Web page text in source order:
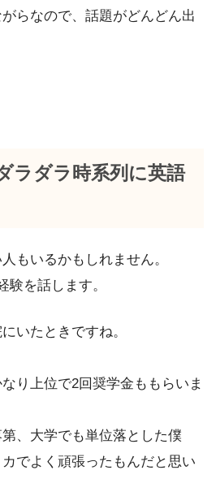
らなので、話題がどんどん出
ラダラ時系列に英語
もいるかもしれません。
験を話します。
いたときですね。
り上位で2回奨学金ももらいま
、大学でも単位落とした僕
でよく頑張ったもんだと思い